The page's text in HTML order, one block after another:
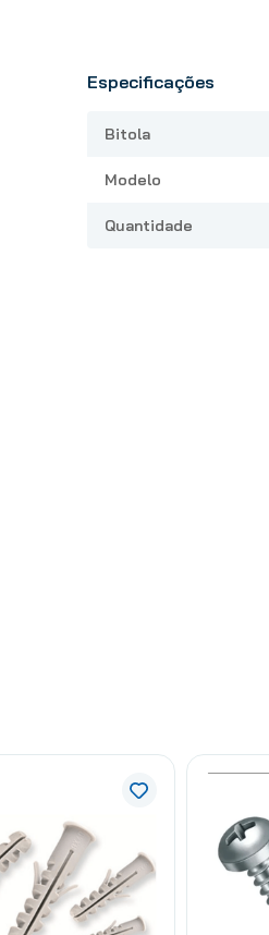
Especificações
Bitola
Modelo
Quantidade